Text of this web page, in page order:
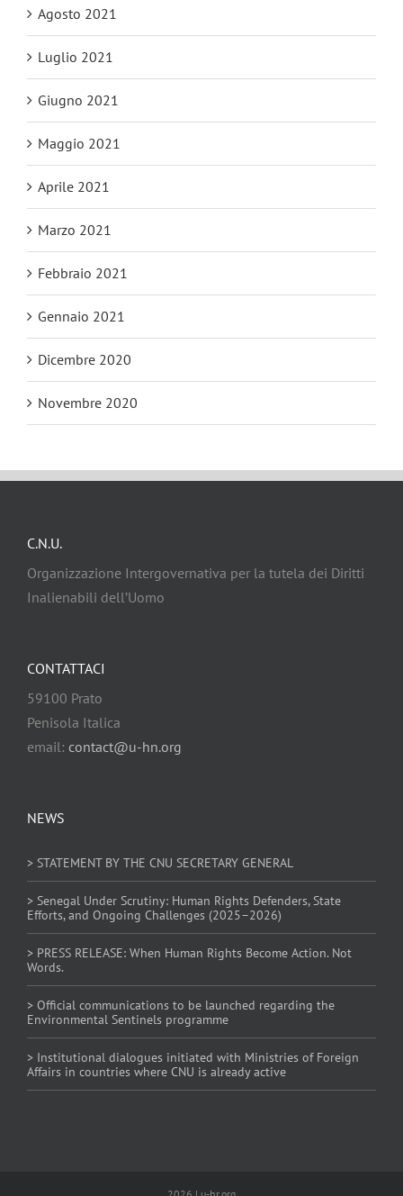
Agosto 2021
Luglio 2021
Giugno 2021
Maggio 2021
Aprile 2021
Marzo 2021
Febbraio 2021
Gennaio 2021
Dicembre 2020
Novembre 2020
C.N.U.
Organizzazione Intergovernativa per la tutela dei Diritti
Inalienabili dell’Uomo
NEWS
> STATEMENT BY THE CNU SECRETARY GENERAL
> Senegal Under Scrutiny: Human Rights Defenders, State
Efforts, and Ongoing Challenges (2025–2026)
> PRESS RELEASE: When Human Rights Become Action. Not
Words.
> Official communications to be launched regarding the
Environmental Sentinels programme
> Institutional dialogues initiated with Ministries of Foreign
Affairs in countries where CNU is already active
CONTATTACI
59100 Prato
Penisola Italica
email: contact@u-hn.org